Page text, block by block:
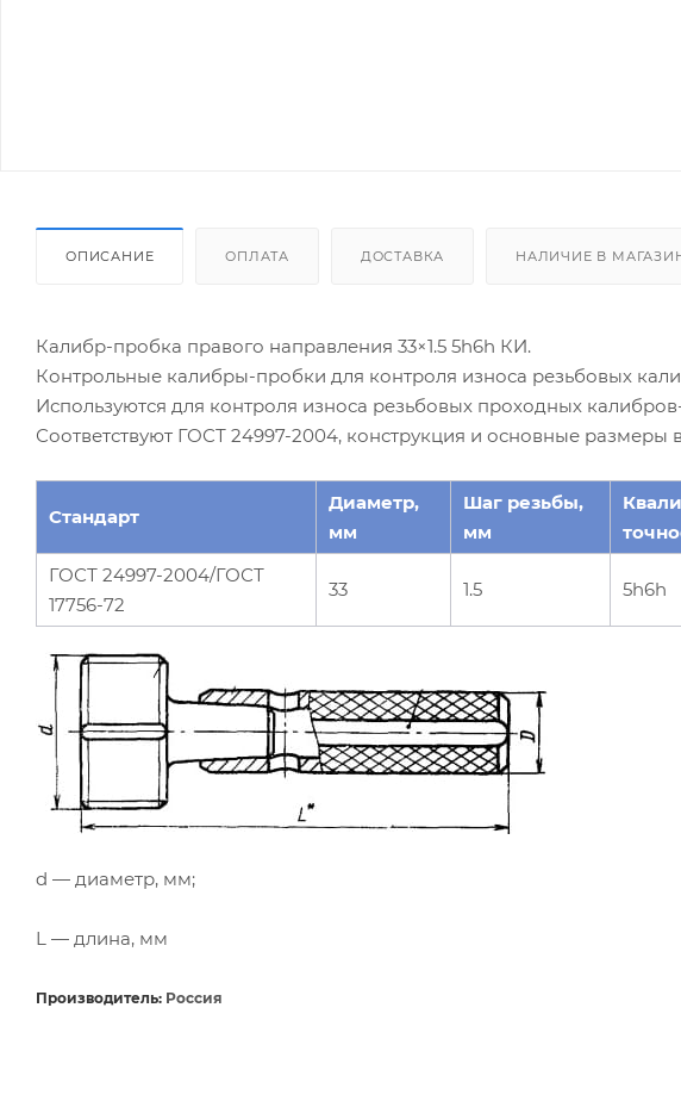
ОПИСАНИЕ ОПЛАТА ДОСТАВКА НАЛИЧИЕ В
Калибр-пробка правого направления 33×1.5 5h6h КИ.
Контрольные калибры-пробки для контроля износа резьбовых
Используются для контроля износа резьбовых проходных
Соответствуют ГОСТ 24997-2004, конструкция и основные размеры
Стандарт
Диаметр,
мм
Шаг резьбы,
мм
ГОСТ 24997-2004/ГОСТ
17756-72
33 1.5 5h6h
d — диаметр, мм;
L — длина, мм
Производитель: Россия